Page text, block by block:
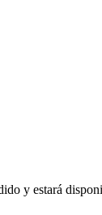
y estará